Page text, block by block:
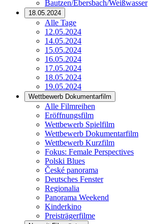
Bautzen/Ebersbach/Weißwasser
18.05.2024
Alle Tage
12.05.2024
14.05.2024
15.05.2024
16.05.2024
17.05.2024
18.05.2024
19.05.2024
Wettbewerb Dokumentarfilm
Alle Filmreihen
Eröffnungsfilm
Wettbewerb Spielfilm
Wettbewerb Dokumentarfilm
Wettbewerb Kurzfilm
Fokus: Female Perspectives
Polski Blues
České panorama
Deutsches Fenster
Regionalia
Panorama Weekend
Kinderkino
Preisträgerfilme